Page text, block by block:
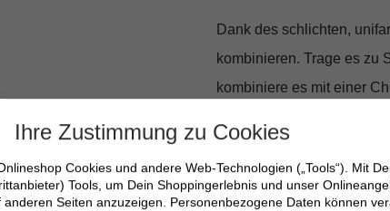
Dank des schlichten,
kombinieren. Trage es zu
kombiniere es mit einer
auf der Brust verleiht
100% Baumwolle für
Moderner, strukturierter
Ihre Zustimmung zu Cookies
Cookies und andere Web-Technologien („Tools“). Mit
Tools, um Dein Shoppingerlebnis und unser
Seiten anzuzeigen. Personenbezogene Daten können